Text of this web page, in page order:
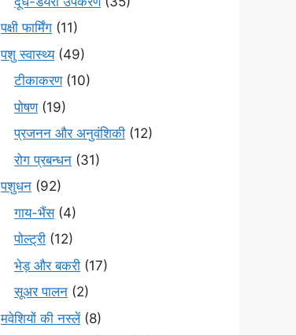
पक्षी फार्मिंग (11)
पशु स्वास्थ्य(49)
टीकाकरण(10)
पोषण(19)
प्रजनन और अनुवंशिकी (12)
रोग प्रबन्धन (31)
पशुधन (92)
गाय-भैंस(4)
पोल्ट्री (12)
भेड़ और बकरी (17)
सूअर पालन (2)
मवेशियों की नस्लें(8)